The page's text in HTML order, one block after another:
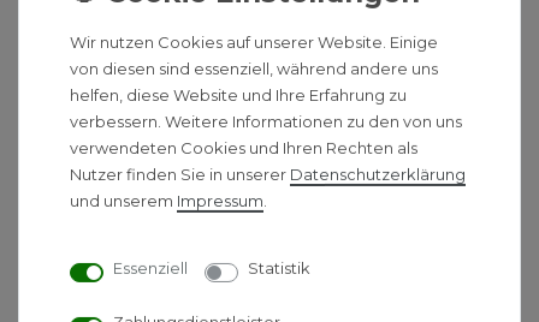
Zukunftssicher: H₂-Ready (bis zu 20 %
Wasserstoffbeimischung) für nachhaltige
Heizsysteme.
Ausführung
Das Gerät verfügt über einen korrosionsbeständigen
Monoblock-Wärmetauscher aus Edelstahl, der mit
kombiniert ist. Die elektronische Steuerung umfasst:
Comfort Master Gasfeuerungsautomat mit
Wir nutzen Cookies auf unserer Website. Einige
von diesen sind essenziell, während andere uns
helfen, diese Website und Ihre Erfahrung zu
verbessern. Weitere Informationen zu den von uns
verwendeten Cookies und Ihren Rechten als
Nutzer finden Sie in unserer Daten­schutz­erklärung
und unserem Impressum
Essenziell Statistik